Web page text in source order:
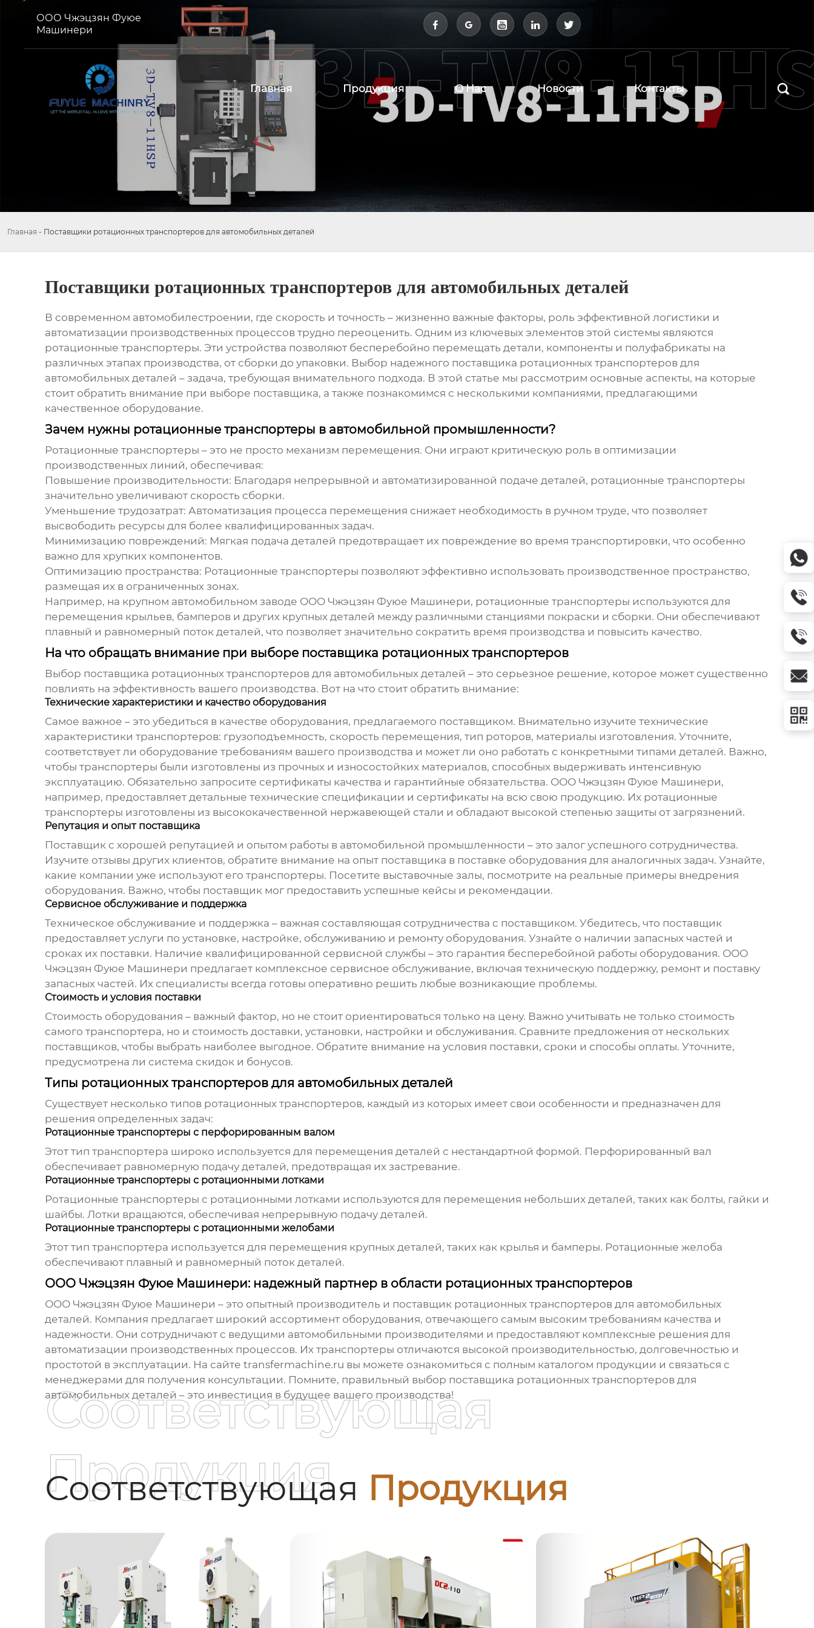
ООО Чжэцзян Фуюе
Машинери
    
Главная Продукция О Нас Новости Контакты 
Главная - Поставщики ротационных транспортеров для автомобильных деталей
Поставщики ротационных транспортеров для автомобильных деталей
В современном автомобилестроении, где скорость и точность – жизненно важные факторы, роль эффективной логистики и
автоматизации производственных процессов трудно переоценить. Одним из ключевых элементов этой системы являются
ротационные транспортеры. Эти устройства позволяют бесперебойно перемещать детали, компоненты и полуфабрикаты на
различных этапах производства, от сборки до упаковки. Выбор надежного поставщика ротационных транспортеров для
автомобильных деталей – задача, требующая внимательного подхода. В этой статье мы рассмотрим основные аспекты, на которые
стоит обратить внимание при выборе поставщика, а также познакомимся с несколькими компаниями, предлагающими
качественное оборудование.
Зачем нужны ротационные транспортеры в автомобильной промышленности?
Ротационные транспортеры – это не просто механизм перемещения. Они играют критическую роль в оптимизации
производственных линий, обеспечивая:
Повышение производительности: Благодаря непрерывной и автоматизированной подаче деталей, ротационные транспортеры
значительно увеличивают скорость сборки.
Уменьшение трудозатрат: Автоматизация процесса перемещения снижает необходимость в ручном труде, что позволяет
высвободить ресурсы для более квалифицированных задач.
Минимизацию повреждений: Мягкая подача деталей предотвращает их повреждение во время транспортировки, что особенно
важно для хрупких компонентов.
Оптимизацию пространства: Ротационные транспортеры позволяют эффективно использовать производственное пространство,
размещая их в ограниченных зонах.
Например, на крупном автомобильном заводе ООО Чжэцзян Фуюе Машинери, ротационные транспортеры используются для
перемещения крыльев, бамперов и других крупных деталей между различными станциями покраски и сборки. Они обеспечивают
плавный и равномерный поток деталей, что позволяет значительно сократить время производства и повысить качество.
На что обращать внимание при выборе поставщика ротационных транспортеров
Выбор поставщика ротационных транспортеров для автомобильных деталей – это серьезное решение, которое может существенно
повлиять на эффективность вашего производства. Вот на что стоит обратить внимание:
Технические характеристики и качество оборудования
Самое важное – это убедиться в качестве оборудования, предлагаемого поставщиком. Внимательно изучите технические
характеристики транспортеров: грузоподъемность, скорость перемещения, тип роторов, материалы изготовления. Уточните,
соответствует ли оборудование требованиям вашего производства и может ли оно работать с конкретными типами деталей. Важно,
чтобы транспортеры были изготовлены из прочных и износостойких материалов, способных выдерживать интенсивную
эксплуатацию. Обязательно запросите сертификаты качества и гарантийные обязательства. ООО Чжэцзян Фуюе Машинери,
например, предоставляет детальные технические спецификации и сертификаты на всю свою продукцию. Их ротационные
транспортеры изготовлены из высококачественной нержавеющей стали и обладают высокой степенью защиты от загрязнений.
Репутация и опыт поставщика
Поставщик с хорошей репутацией и опытом работы в автомобильной промышленности – это залог успешного сотрудничества.
Изучите отзывы других клиентов, обратите внимание на опыт поставщика в поставке оборудования для аналогичных задач. Узнайте,
какие компании уже используют его транспортеры. Посетите выставочные залы, посмотрите на реальные примеры внедрения
оборудования. Важно, чтобы поставщик мог предоставить успешные кейсы и рекомендации.
Сервисное обслуживание и поддержка
Техническое обслуживание и поддержка – важная составляющая сотрудничества с поставщиком. Убедитесь, что поставщик
предоставляет услуги по установке, настройке, обслуживанию и ремонту оборудования. Узнайте о наличии запасных частей и
сроках их поставки. Наличие квалифицированной сервисной службы – это гарантия бесперебойной работы оборудования. ООО
Чжэцзян Фуюе Машинери предлагает комплексное сервисное обслуживание, включая техническую поддержку, ремонт и поставку
запасных частей. Их специалисты всегда готовы оперативно решить любые возникающие проблемы.
Стоимость и условия поставки
Стоимость оборудования – важный фактор, но не стоит ориентироваться только на цену. Важно учитывать не только стоимость
самого транспортера, но и стоимость доставки, установки, настройки и обслуживания. Сравните предложения от нескольких
поставщиков, чтобы выбрать наиболее выгодное. Обратите внимание на условия поставки, сроки и способы оплаты. Уточните,
предусмотрена ли система скидок и бонусов.
Типы ротационных транспортеров для автомобильных деталей
Существует несколько типов ротационных транспортеров, каждый из которых имеет свои особенности и предназначен для
решения определенных задач:
Ротационные транспортеры с перфорированным валом
Этот тип транспортера широко используется для перемещения деталей с нестандартной формой. Перфорированный вал
обеспечивает равномерную подачу деталей, предотвращая их застревание.
Ротационные транспортеры с ротационными лотками
Ротационные транспортеры с ротационными лотками используются для перемещения небольших деталей, таких как болты, гайки и
шайбы. Лотки вращаются, обеспечивая непрерывную подачу деталей.
Ротационные транспортеры с ротационными желобами
Этот тип транспортера используется для перемещения крупных деталей, таких как крылья и бамперы. Ротационные желоба
обеспечивают плавный и равномерный поток деталей.
ООО Чжэцзян Фуюе Машинери: надежный партнер в области ротационных транспортеров
ООО Чжэцзян Фуюе Машинери – это опытный производитель и поставщик ротационных транспортеров для автомобильных
деталей. Компания предлагает широкий ассортимент оборудования, отвечающего самым высоким требованиям качества и
надежности. Они сотрудничают с ведущими автомобильными производителями и предоставляют комплексные решения для
автоматизации производственных процессов. Их транспортеры отличаются высокой производительностью, долговечностью и
простотой в эксплуатации. На сайте transfermachine.ru вы можете ознакомиться с полным каталогом продукции и связаться с
менеджерами для получения консультации. Помните, правильный выбор поставщика ротационных транспортеров для
автомобильных деталей – это инвестиция в будущее вашего производства!
Соответствующая Продукция
Соответствующая
Продукция